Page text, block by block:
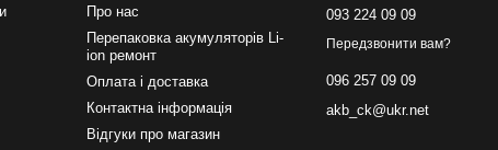
Про нас
Перепаковка акумуляторів Li-
ion ремонт
Оплата і доставка
Контактна інформація
Відгуки про магазин
093 224 09 09
Передзвонити вам?
096 257 09 09
akb_ck@ukr.net